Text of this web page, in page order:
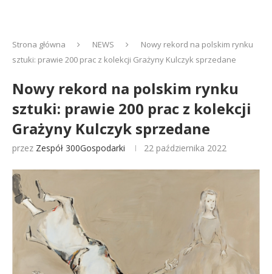
Strona główna NEWS
Nowy rekord na polskim rynku
sztuki: prawie 200 prac z kolekcji Grażyny Kulczyk sprzedane
Nowy rekord na polskim rynku
sztuki: prawie 200 prac z kolekcji
Grażyny Kulczyk sprzedane
przez Zespół 300Gospodarki 22 października 2022